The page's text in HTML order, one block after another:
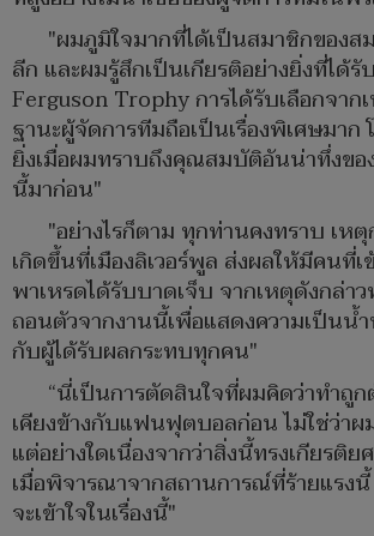
"ผมภูมิใจมากที่ได้เป็นสมาชิกของ
ลีก และผมรู้สึกเป็นเกียรติอย่างยิ่งที่ได้
Ferguson Trophy การได้รับเลือกจาก
ฐานะผู้จัดการทีมถือเป็นเรื่องพิเศษมาก
ยิ่งเมื่อผมทราบถึงคุณสมบัติอันน่าทึ่งขอ
นี้มาก่อน"
"อย่างไรก็ตาม ทุกท่านคงทราบ เห
เกิดขึ้นที่เมืองลิเวอร์พูล ส่งผลให้มีคนที่
พาเหรดได้รับบาดเจ็บ จากเหตุดังกล่า
ถอนตัวจากงานนี้เพื่อแสดงความเป็นน้
กับผู้ได้รับผลกระทบทุกคน"
“นี่เป็นการตัดสินใจที่ผมคิดว่าทำถู
เคียงข้างกับแฟนฟุตบอลก่อน ไม่ใช่ว่าผ
แต่อย่างใดเนื่องจากว่าสิ่งนี้ทรงเกียรติย
เมื่อพิจารณาจากสถานการณ์ที่ร้ายแรง
จะเข้าใจในเรื่องนี้"